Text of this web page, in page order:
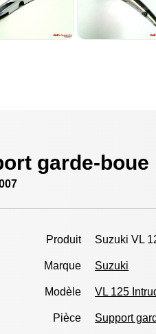
garde-boue
Produit Suzuki VL
Marque Suzuki
Modèle VL 125
Pièce Support